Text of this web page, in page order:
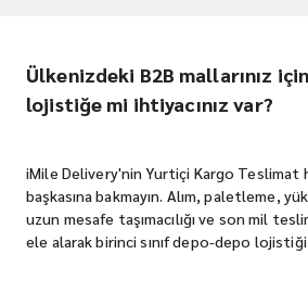
Ülkenizdeki B2B mallarınız
lojistiğe mi ihtiyacınız var?
iMile Delivery'nin Yurtiçi Kargo Teslimat
başkasına bakmayın. Alım, paletleme,
uzun mesafe taşımacılığı ve son mil
ele alarak birinci sınıf depo-depo lojistiği
iMile Chat